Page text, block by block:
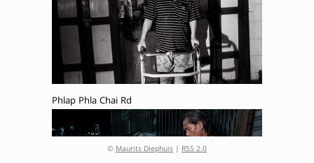
Phlap Phla Chai Rd
© Maurits Diephuis | RSS 2.0